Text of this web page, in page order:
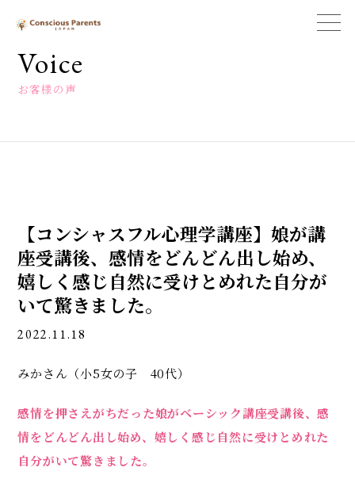
一
社
法
ン
レ
ン
ツ
ジ
ャ
パ
Voice
お客様の声
【コンシャスフル心理学講座】娘が講
座受講後、感情をどんどん出し始め、
嬉しく感じ自然に受けとめれた自分が
いて驚きました。
2022.11.18
みかさん（小5女の子 40代）
感情を押さえがちだった娘がベーシック講座受講後、感
情をどんどん出し始め、 嬉しく感じ自然に受けとめれた
自分がいて驚きました。